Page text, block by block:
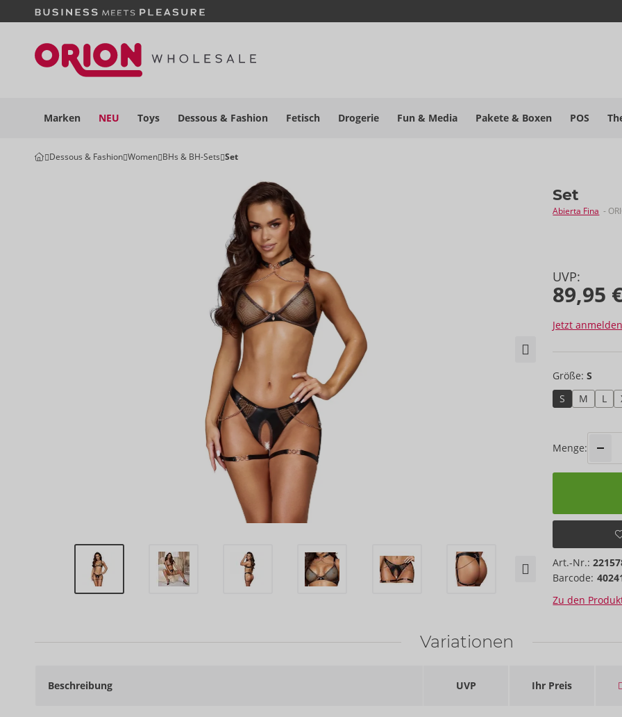
Marken NEU Toys Dessous & Fashion Fetisch Drogerie Fun & Media Pakete & Boxen POS
Dessous & Fashion Women BHs & BH-Sets Set
Set
Abierta Fina -
UVP:
89,95
Jetzt
Größe:S
S
M L
Menge:
Art.-Nr.:
Barcode:
Zu den
Variationen
Beschreibung UVP Ihr Preis